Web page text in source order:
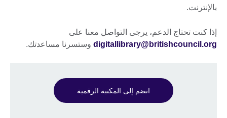
بالإنترنت.
إذا كنت تحتاج الدعم، يرجى التواصل معنا على
digitallibrary@britishcouncil.org وستسرنا مساعدتك.
انضم إلى المكتبة الرقمية